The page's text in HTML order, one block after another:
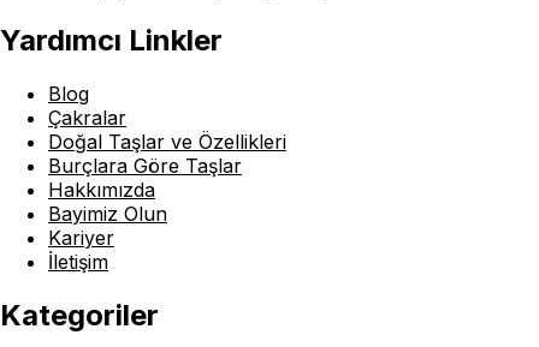
Yardımcı Linkler
Blog
Çakralar
Doğal Taşlar ve Özellikleri
Burçlara Göre Taşlar
Hakkımızda
Bayimiz Olun
Kariyer
İletişim
Kategoriler